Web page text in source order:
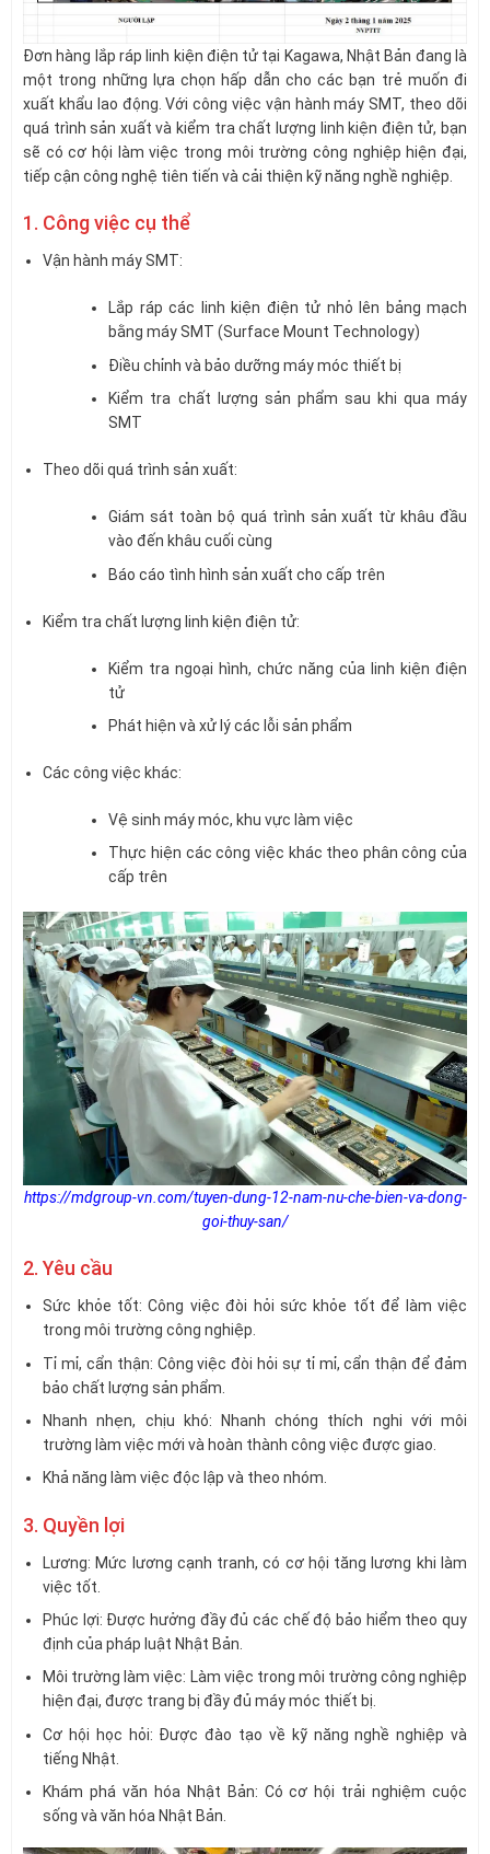
Đơn hàng lắp ráp linh kiện điện tử tại Kagawa, Nhật Bản đang là
một trong những lựa chọn hấp dẫn cho các bạn trẻ muốn đi
xuất khẩu lao động. Với công việc vận hành máy SMT, theo dõi
quá trình sản xuất và kiểm tra chất lượng linh kiện điện tử, bạn
sẽ có cơ hội làm việc trong môi trường công nghiệp hiện đại,
tiếp cận công nghệ tiên tiến và cải thiện kỹ năng nghề nghiệp.
1. Công việc cụ thể
Vận hành máy SMT:
Lắp ráp các linh kiện điện tử nhỏ lên bảng mạch
bằng máy SMT (Surface Mount Technology)
Điều chỉnh và bảo dưỡng máy móc thiết bị
Kiểm tra chất lượng sản phẩm sau khi qua máy
SMT
Theo dõi quá trình sản xuất:
Giám sát toàn bộ quá trình sản xuất từ khâu đầu
vào đến khâu cuối cùng
Báo cáo tình hình sản xuất cho cấp trên
Kiểm tra chất lượng linh kiện điện tử:
Kiểm tra ngoại hình, chức năng của linh kiện điện
tử
Phát hiện và xử lý các lỗi sản phẩm
Các công việc khác:
Vệ sinh máy móc, khu vực làm việc
Thực hiện các công việc khác theo phân công của
cấp trên
https://mdgroup-vn.com/tuyen-dung-12-nam-nu-che-bien-va-dong-
goi-thuy-san/
2. Yêu cầu
Sức khỏe tốt: Công việc đòi hỏi sức khỏe tốt để làm việc
trong môi trường công nghiệp.
Tỉ mỉ, cẩn thận: Công việc đòi hỏi sự tỉ mỉ, cẩn thận để đảm
bảo chất lượng sản phẩm.
Nhanh nhẹn, chịu khó: Nhanh chóng thích nghi với môi
trường làm việc mới và hoàn thành công việc được giao.
Khả năng làm việc độc lập và theo nhóm.
3. Quyền lợi
Lương: Mức lương cạnh tranh, có cơ hội tăng lương khi làm
việc tốt.
Phúc lợi: Được hưởng đầy đủ các chế độ bảo hiểm theo quy
định của pháp luật Nhật Bản.
Môi trường làm việc: Làm việc trong môi trường công nghiệp
hiện đại, được trang bị đầy đủ máy móc thiết bị.
Cơ hội học hỏi: Được đào tạo về kỹ năng nghề nghiệp và
tiếng Nhật.
Khám phá văn hóa Nhật Bản: Có cơ hội trải nghiệm cuộc
sống và văn hóa Nhật Bản.